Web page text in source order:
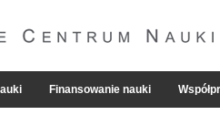
Finansowanie nauki